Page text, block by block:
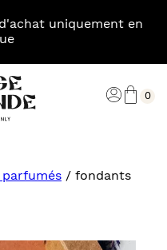
uniquement en
0
/ fondants